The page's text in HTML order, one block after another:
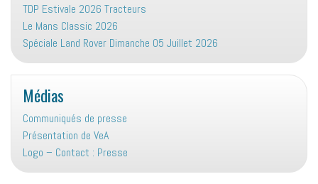
TDP Estivale 2026 Tracteurs
Le Mans Classic 2026
Spéciale Land Rover Dimanche 05 Juillet 2026
Médias
Communiqués de presse
Présentation de VeA
Logo – Contact : Presse